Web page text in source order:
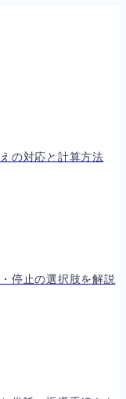
の対応と計算方法
停止の選択肢を解説